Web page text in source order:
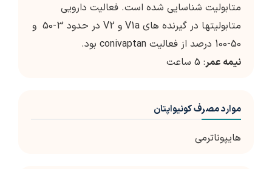
متابولیت شناسایی شده است. فعالیت دارویی
متابولیتها در گیرنده های V1a و V2 در حدود 3-50 و
50-100 درصد از فعالیت conivaptan بود.
نیمه عمر: 5 ساعت
موارد مصرف کونیواپتان
هایپوناترمی